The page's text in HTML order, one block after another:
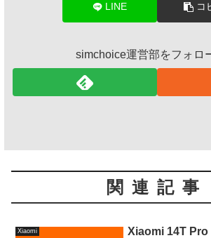
LINE コ
simchoice運営部をフォロ
関連記事
Xiaomi
Xiaomi 14T Pro